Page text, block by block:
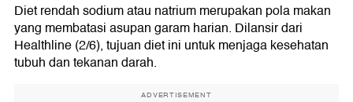
Diet rendah sodium atau natrium merupakan pola makan
yang membatasi asupan garam harian. Dilansir dari
Healthline (2/6), tujuan diet ini untuk menjaga kesehatan
tubuh dan tekanan darah.
ADVERTISEMENT